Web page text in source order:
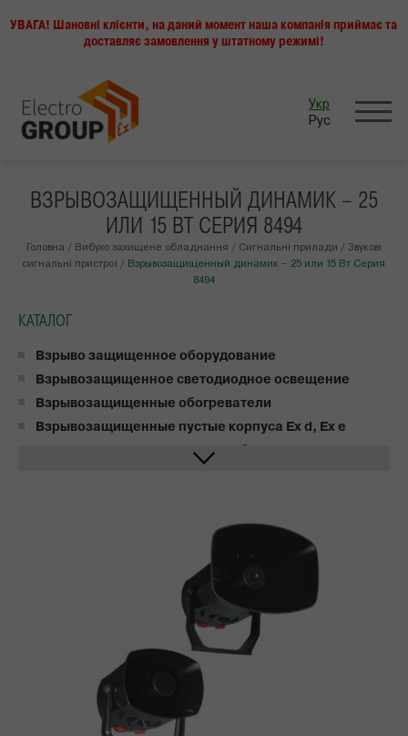
УВАГА! Шановні клієнти, на даний момент наша компанія приймає та
доставляє замовлення у штатному режимі!
Укр
Рус
ВЗРЫВОЗАЩИЩЕННЫЙ ДИНАМИК – 25
ИЛИ 15 ВТ СЕРИЯ 8494
ВИ Є ТУТ
Головна / Вибухо захищене обладнання / Сигнальні прилади / Звукові
сигнальні пристрої / Взрывозащищенный динамик – 25 или 15 Вт Серия
8494
КАТАЛОГ
Взрыво защищенное оборудование
Взрывозащищенное светодиодное освещение
Взрывозащищенные обогреватели
Взрывозащищенные пустые корпуса Ex d, Ex e
Системы железнодорожного обогрева eltherm
Системы снеготаяния (антиобледенения)
Специальные системы обогрева/ нагревательные
Взрывозащищенные командные и сигнальные